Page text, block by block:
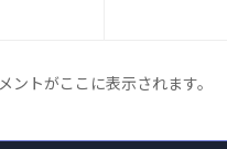
トがここに表示されます。